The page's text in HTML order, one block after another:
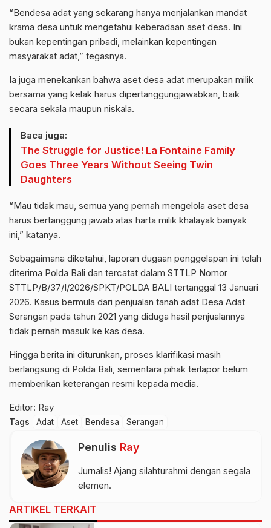
“Bendesa adat yang sekarang hanya menjalankan mandat
krama desa untuk mengetahui keberadaan aset desa. Ini
bukan kepentingan pribadi, melainkan kepentingan
masyarakat adat,” tegasnya.
Ia juga menekankan bahwa aset desa adat merupakan milik
bersama yang kelak harus dipertanggungjawabkan, baik
secara sekala maupun niskala.
Baca juga:
The Struggle for Justice! La Fontaine Family
Goes Three Years Without Seeing Twin
Daughters
“Mau tidak mau, semua yang pernah mengelola aset desa
harus bertanggung jawab atas harta milik khalayak banyak
ini,” katanya.
Sebagaimana diketahui, laporan dugaan penggelapan ini telah
diterima Polda Bali dan tercatat dalam STTLP Nomor
STTLP/B/37/I/2026/SPKT/POLDA BALI tertanggal 13 Januari
2026. Kasus bermula dari penjualan tanah adat Desa Adat
Serangan pada tahun 2021 yang diduga hasil penjualannya
tidak pernah masuk ke kas desa.
Hingga berita ini diturunkan, proses klarifikasi masih
berlangsung di Polda Bali, sementara pihak terlapor belum
memberikan keterangan resmi kepada media.
Editor: Ray
Tags Adat Aset Bendesa Serangan
Penulis Ray
Jurnalis! Ajang silahturahmi dengan segala
elemen.
ARTIKEL TERKAIT